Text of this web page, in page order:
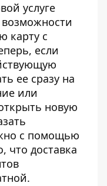
услуге
карту с
если
ее сразу на
или
новую
с помощью
что доставка